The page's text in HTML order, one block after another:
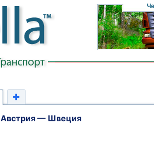
Австрия — Швеция